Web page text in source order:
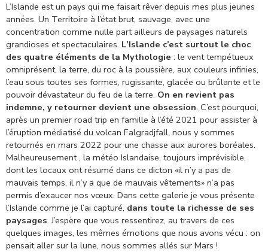
L’Islande est un pays qui me faisait rêver depuis mes plus jeunes
années. Un Territoire à l’état brut, sauvage, avec une
concentration comme nulle part ailleurs de paysages naturels
grandioses et spectaculaires. L’Islande c’est surtout le choc
des quatre éléments de la Mythologie : le vent tempétueux
omniprésent, la terre, du roc à la poussière, aux couleurs infinies,
l’eau sous toutes ses formes, rugissante, glacée ou brûlante et le
pouvoir dévastateur du feu de la terre. On en revient pas
indemne, y retourner devient une obsession. C’est pourquoi,
après un premier road trip en famille à l’été 2021 pour assister à
l’éruption médiatisé du volcan Falgradjfall, nous y sommes
retournés en mars 2022 pour une chasse aux aurores boréales.
Malheureusement , la météo Islandaise, toujours imprévisible,
dont les locaux ont résumé dans ce dicton «il n’y a pas de
mauvais temps, il n’y a que de mauvais vêtements» n’a pas
permis d’exaucer nos vœux. Dans cette galerie je vous présente
l’Islande comme je l’ai capturé, dans toute la richesse de ses
paysages. J’espère que vous ressentirez, au travers de ces
quelques images, les mêmes émotions que nous avons vécu : on
pensait aller sur la lune, nous sommes allés sur Mars !